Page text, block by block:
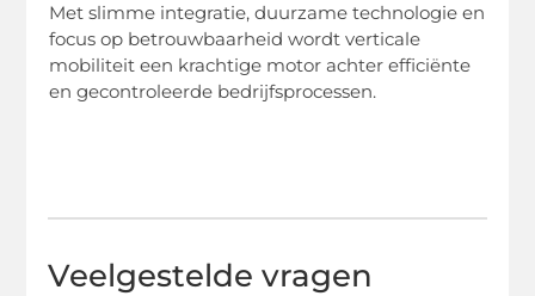
Met slimme integratie, duurzame technologie en
focus op betrouwbaarheid wordt verticale
mobiliteit een krachtige motor achter efficiënte
en gecontroleerde bedrijfsprocessen.
Veelgestelde vragen